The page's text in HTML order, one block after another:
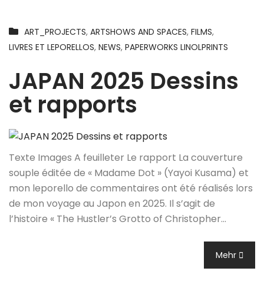
ART_PROJECTS, ARTSHOWS AND SPACES, FILMS,
LIVRES ET LEPORELLOS, NEWS, PAPERWORKS LINOLPRINTS
JAPAN 2025 Dessins
et rapports
Texte Images A feuilleter Le rapport La couverture
souple éditée de « Madame Dot » (Yayoi Kusama) et
mon leporello de commentaires ont été réalisés lors
de mon voyage au Japon en 2025. Il s’agit de
l’histoire « The Hustler’s Grotto of Christopher…
Mehr